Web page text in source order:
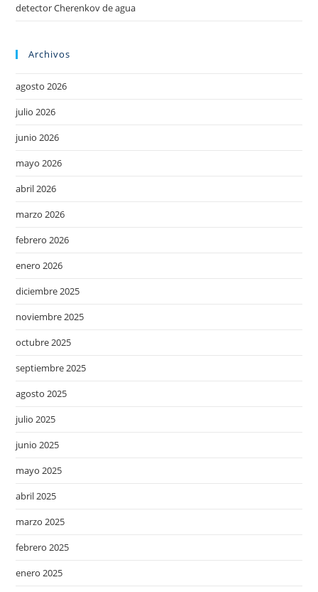
detector Cherenkov de agua
Archivos
agosto 2026
julio 2026
junio 2026
mayo 2026
abril 2026
marzo 2026
febrero 2026
enero 2026
diciembre 2025
noviembre 2025
octubre 2025
septiembre 2025
agosto 2025
julio 2025
junio 2025
mayo 2025
abril 2025
marzo 2025
febrero 2025
enero 2025